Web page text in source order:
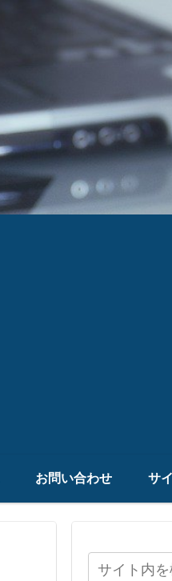
お問い合わせ サ